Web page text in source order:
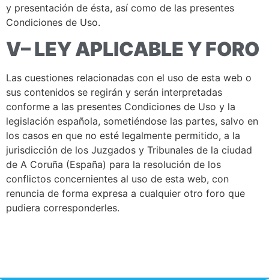
y presentación de ésta, así como de las presentes
Condiciones de Uso.
V– LEY APLICABLE Y FORO
Las cuestiones relacionadas con el uso de esta web o
sus contenidos se regirán y serán interpretadas
conforme a las presentes Condiciones de Uso y la
legislación española, sometiéndose las partes, salvo en
los casos en que no esté legalmente permitido, a la
jurisdicción de los Juzgados y Tribunales de la ciudad
de A Coruña (España) para la resolución de los
conflictos concernientes al uso de esta web, con
renuncia de forma expresa a cualquier otro foro que
pudiera corresponderles.